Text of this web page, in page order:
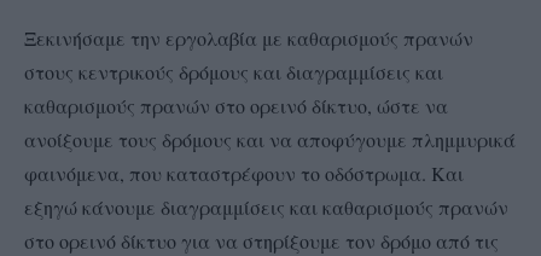
Ξεκινήσαμε την εργολαβία με καθαρισμούς πρανών
στους κεντρικούς δρόμους και διαγραμμίσεις και
καθαρισμούς πρανών στο ορεινό δίκτυο, ώστε να
ανοίξουμε τους δρόμους και να αποφύγουμε πλημμυρικά
φαινόμενα, που καταστρέφουν το οδόστρωμα. Και
εξηγώ κάνουμε διαγραμμίσεις και καθαρισμούς πρανών
στο ορεινό δίκτυο για να στηρίξουμε τον δρόμο από τις